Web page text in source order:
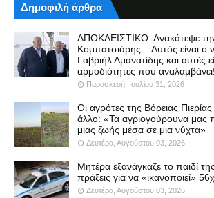
Δημοφιλή άρθρα
ΑΠΟΚΛΕΙΣΤΙΚΟ: Ανακάτεψε
Κομπατσιάρης – Αυτός είναι ο
Γαβριήλ Αμανατίδης και αυτές
αρμοδιότητες που αναλαμβάνει!
Παρασκευή, Ιουλίου 31, 2026
Οι αγρότες της Βόρειας
άλλο: «Τα αγριογούρουνα μας
μιας ζωής μέσα σε μια νύχτα»
Δευτέρα, Αυγούστου 03, 2026
Μητέρα εξανάγκαζε το παιδί
πράξεις για να «ικανοποιεί»
Δευτέρα, Αυγούστου 03, 2026